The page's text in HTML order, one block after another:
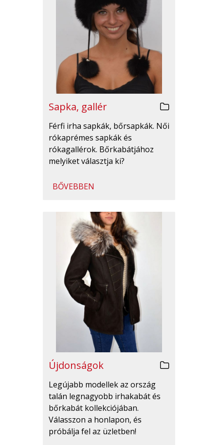
Sapka, gallér
Férfi irha sapkák, bőrsapkák. Női
rókaprémes sapkák és
rókagallérok. Bőrkabátjához
melyiket választja ki?
BŐVEBBEN
Újdonságok
Legújabb modellek az ország
talán legnagyobb irhakabát és
bőrkabát kollekciójában.
Válasszon a honlapon, és
próbálja fel az üzletben!